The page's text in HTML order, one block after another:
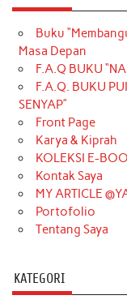
Buku
Masa Depan
F.A.Q BUKU
F.A.Q. BUKU
SENYAP”
Front Page
Karya & Kiprah
KOLEKSI E-
Kontak Saya
MY ARTICLE
Portofolio
Tentang Saya
KATEGORI